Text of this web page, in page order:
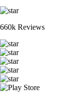
660k Reviews